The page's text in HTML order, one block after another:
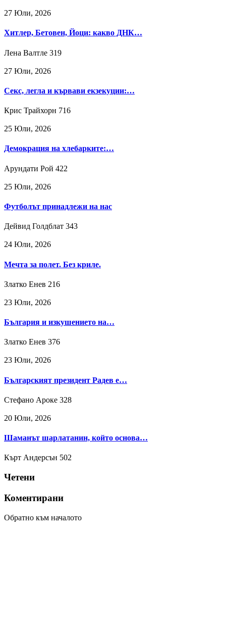
27 Юли, 2026
Хитлер, Бетовен, Йоци: какво ДНК…
Лена Валтле 319
27 Юли, 2026
Секс, легла и кървави екзекуции:…
Крис Трайхорн 716
25 Юли, 2026
Демокрация на хлебарките:…
Арундати Рой 422
25 Юли, 2026
Футболът принадлежи на нас
Дейвид Голдблат 343
24 Юли, 2026
Мечта за полет. Без криле.
Златко Енев 216
23 Юли, 2026
България и изкушението на…
Златко Енев 376
23 Юли, 2026
Българският президент Радев е…
Стефано Ароке 328
20 Юли, 2026
Шаманът шарлатанин, който основа…
Кърт Андерсън 502
Четени
Коментирани
Обратно към началото